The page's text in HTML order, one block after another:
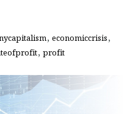
, economiccrisis,
, profit